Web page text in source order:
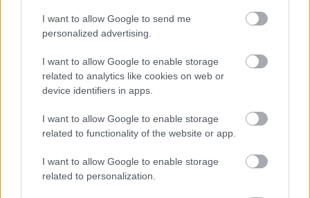
I want to allow Google to send me
personalized advertising.
I want to allow Google to enable storage
related to analytics like cookies on web or
device identifiers in apps.
I want to allow Google to enable storage
related to functionality of the website or app.
I want to allow Google to enable storage
related to personalization.
a ManUtdFanatics.hu működését!
Kapcsolódó hírek